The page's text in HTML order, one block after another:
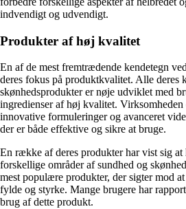
indvendigt og udvendigt.
Produkter af høj kvalitet
En af de mest fremtrædende kendetegn
deres fokus på produktkvalitet. Alle deres
skønhedsprodukter er nøje udviklet med
ingredienser af høj kvalitet.
innovative formuleringer og avanceret
der er både effektive og sikre at bruge.
En række af deres produkter har vist sig
forskellige områder af sundhed og
mest populære produkter, der sigter mod
fylde og styrke. Mange brugere har
brug af dette produkt.